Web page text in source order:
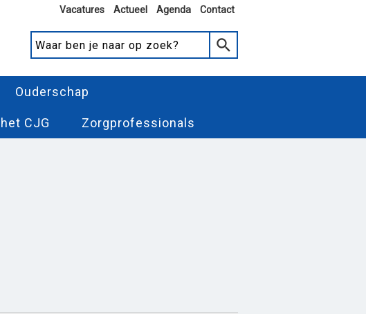
Vacatures Actueel Agenda Contact
Ouderschap
CJG Zorgprofessionals